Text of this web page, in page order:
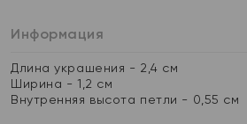
Информация
Длина украшения - 2,4 см
Ширина - 1,2 см
Внутренняя высота петли - 0,55 см